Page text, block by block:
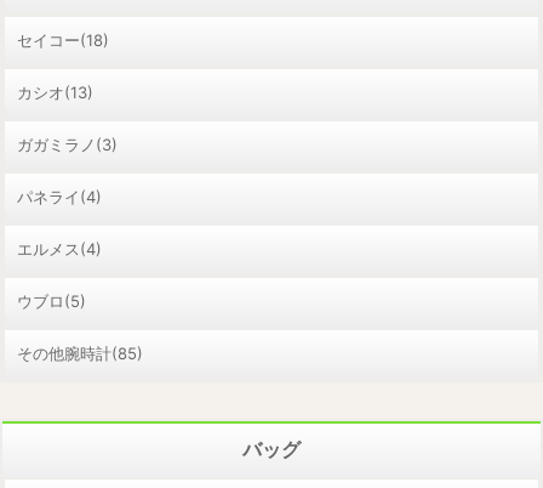
セイコー(18)
カシオ(13)
ガガミラノ(3)
パネライ(4)
エルメス(4)
ウブロ(5)
その他腕時計(85)
バッグ